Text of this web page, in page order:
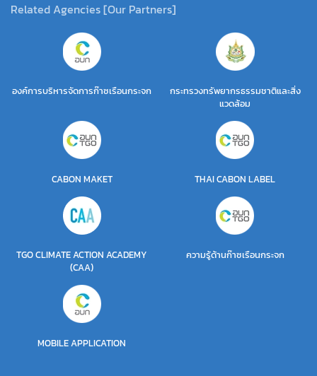
Related Agencies [Our Partners]
องค์การบริหารจัดการก๊าซเรือนกระจก
กระทรวงทรัพยากรธรรมชาติและสิ่ง
แวดล้อม
CABON MAKET THAI CABON LABEL
TGO CLIMATE ACTION ACADEMY
(CAA)
ความรู้ด้านก๊าซเรือนกระจก
MOBILE APPLICATION